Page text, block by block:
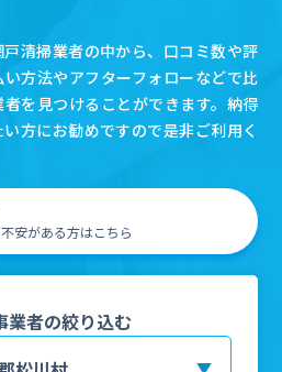
清掃業者の中から、口コミ数や評
方法やアフターフォローなどで比
を見つけることができます。納得
方にお勧めですので是非ご利用く
安がある方はこちら
業者の絞り込む